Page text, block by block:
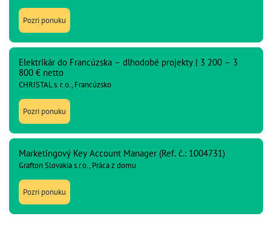
Pozri ponuku
Elektrikár do Francúzska – dlhodobé projekty | 3 200 – 3
800 € netto
CHRISTAL s. r. o., Francúzsko
Pozri ponuku
Marketingový Key Account Manager (Ref. č.: 1004731)
Grafton Slovakia s.r.o., Práca z domu
Pozri ponuku